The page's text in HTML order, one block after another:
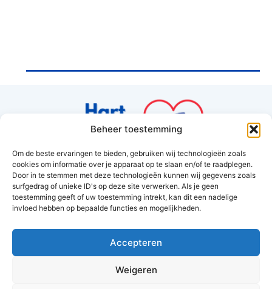
Beheer toestemming
Om de beste ervaringen te bieden, gebruiken wij technologieën zoals
cookies om informatie over je apparaat op te slaan en/of te raadplegen.
Door in te stemmen met deze technologieën kunnen wij gegevens zoals
surfgedrag of unieke ID's op deze site verwerken. Als je geen
toestemming geeft of uw toestemming intrekt, kan dit een nadelige
invloed hebben op bepaalde functies en mogelijkheden.
Accepteren
Weigeren
Hart van Hoorn
Amethyst 37
1625RV Hoorn
info@hartvanhoorn.nl